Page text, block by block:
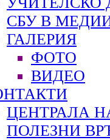
СБУ В
ГАЛЕРИЯ
ФОТО
ВИДЕО
ЦЕНТРАЛА
ПОЛЕЗНИ